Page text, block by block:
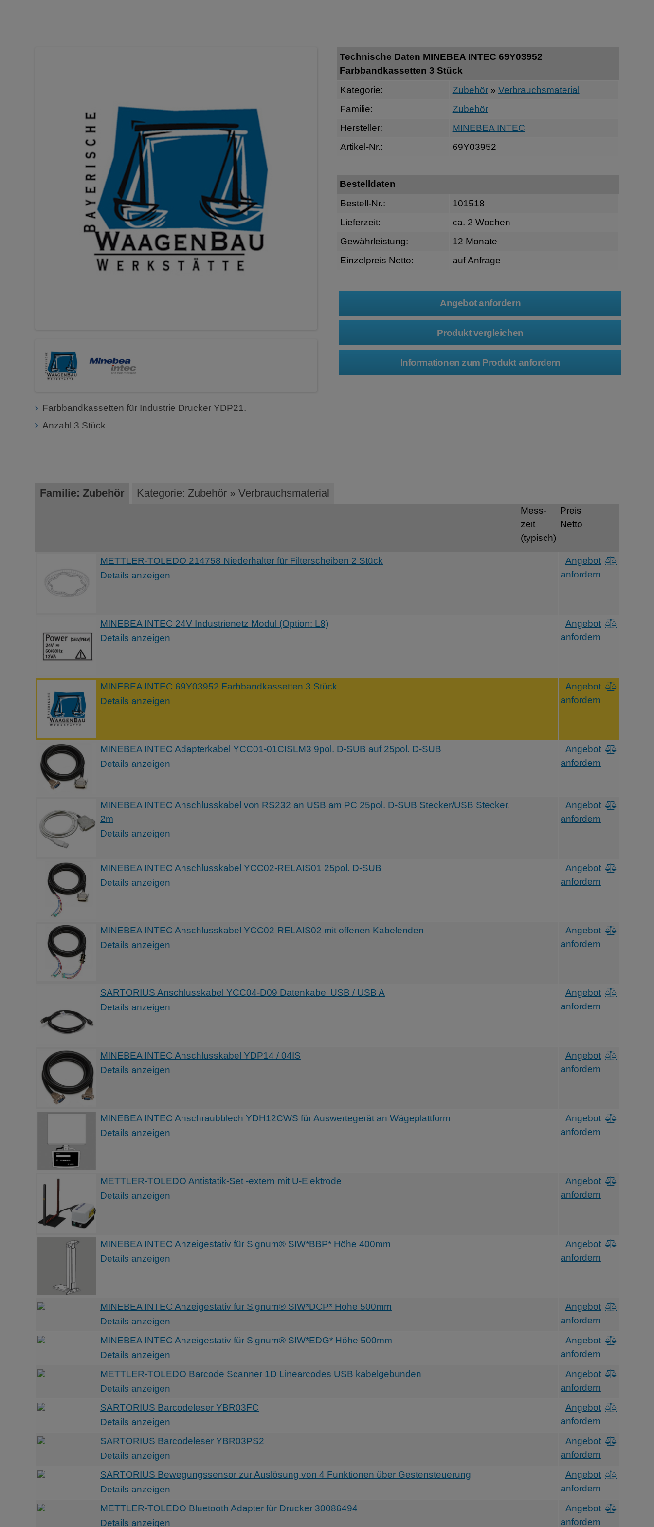
Farbbandkassetten für Industrie Drucker YDP21.
Anzahl 3 Stück.
Technische Daten MINEBEA INTEC 69Y03952
Farbbandkassetten 3 Stück
Kategorie:
Zubehör» Verbrauchsmaterial
Familie:
Zubehör
Hersteller:
MINEBEA INTEC
Artikel-Nr.:
69Y03952
Bestelldaten
Bestell-Nr.:
101518
Lieferzeit:
ca. 2 Wochen
Gewährleistung:
12 Monate
Einzelpreis Netto:
auf Anfrage
Familie: Zubehör Kategorie: Zubehör » Verbrauchsmaterial
Mess-
zeit
(typisch)
Preis
Netto
METTLER-TOLEDO 214758 Niederhalter für Filterscheiben 2 Stück
Details anzeigen
Angebot
anfordern
MINEBEA INTEC 24V Industrienetz Modul (Option: L8)
Details anzeigen
Angebot
anfordern
MINEBEA INTEC 69Y03952 Farbbandkassetten 3 Stück
Details anzeigen
Angebot
anfordern
MINEBEA INTEC Adapterkabel YCC01-01CISLM3 9pol. D-SUB auf 25pol. D-SUB
Details anzeigen
Angebot
anfordern
MINEBEA INTEC Anschlusskabel von RS232 an USB am PC 25pol. D-SUB Stecker/USB Stecker,
2m
Details anzeigen
Angebot
anfordern
MINEBEA INTEC Anschlusskabel YCC02-RELAIS01 25pol. D-SUB
Details anzeigen
Angebot
anfordern
MINEBEA INTEC Anschlusskabel YCC02-RELAIS02 mit offenen Kabelenden
Details anzeigen
Angebot
anfordern
SARTORIUS Anschlusskabel YCC04-D09 Datenkabel USB / USB A
Details anzeigen
Angebot
anfordern
MINEBEA INTEC Anschlusskabel YDP14 / 04IS
Details anzeigen
Angebot
anfordern
MINEBEA INTEC Anschraubblech YDH12CWS für Auswertegerät an Wägeplattform
Details anzeigen
Angebot
anfordern
METTLER-TOLEDO Antistatik-Set -extern mit U-Elektrode
Details anzeigen
Angebot
anfordern
MINEBEA INTEC Anzeigestativ für Signum® SIW*BBP* Höhe 400mm
Details anzeigen
Angebot
anfordern
MINEBEA INTEC Anzeigestativ für Signum® SIW*DCP* Höhe 500mm
Details anzeigen
Angebot
anfordern
MINEBEA INTEC Anzeigestativ für Signum® SIW*EDG* Höhe 500mm
Details anzeigen
Angebot
anfordern
METTLER-TOLEDO Barcode Scanner 1D Linearcodes USB kabelgebunden
Details anzeigen
Angebot
anfordern
SARTORIUS Barcodeleser YBR03FC
Details anzeigen
Angebot
anfordern
SARTORIUS Barcodeleser YBR03PS2
Details anzeigen
Angebot
anfordern
SARTORIUS Bewegungssensor zur Auslösung von 4 Funktionen über Gestensteuerung
Details anzeigen
Angebot
anfordern
METTLER-TOLEDO Bluetooth Adapter für Drucker 30086494
Details anzeigen
Angebot
anfordern